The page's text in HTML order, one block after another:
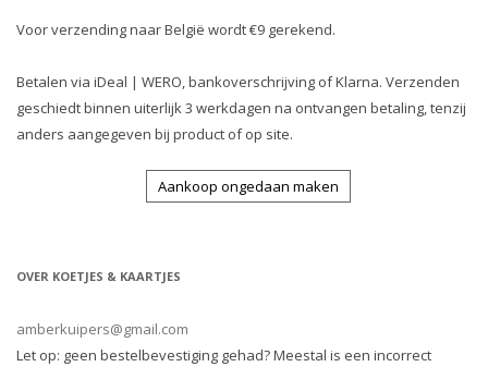
Voor verzending naar België wordt €9 gerekend.
Betalen via iDeal | WERO, bankoverschrijving of Klarna. Verzenden
geschiedt binnen uiterlijk 3 werkdagen na ontvangen betaling, tenzij
anders aangegeven bij product of op site.
Aankoop ongedaan maken
OVER KOETJES & KAARTJES
amberkuipers@gmail.com
Let op: geen bestelbevestiging gehad? Meestal is een incorrect